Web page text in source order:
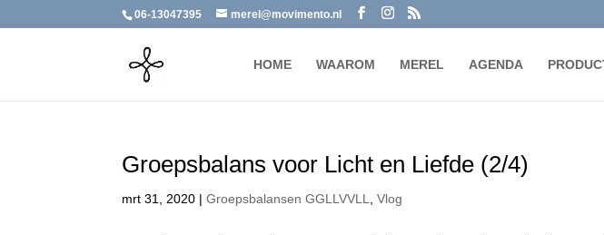
06-13047395 merel@movimento.nl
HOME WAAROM MEREL AGENDA
Groepsbalans voor Licht en Liefde (2/4)
mrt 31, 2020 |Groepsbalansen GGLLVVLL ,Vlog